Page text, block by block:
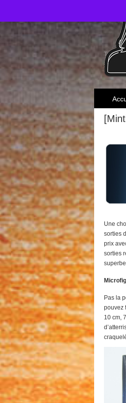
Toute
Une
sorties
prix
sorties
superbe
Pas la
pouvez
10 cm,